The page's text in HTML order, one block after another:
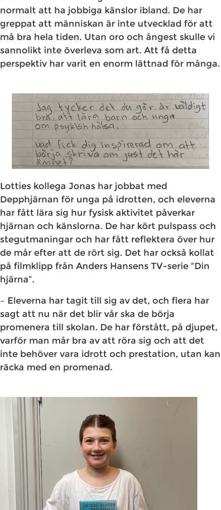
normalt att ha jobbiga känslor ibland. De har
greppat att människan är inte utvecklad för att
må bra hela tiden. Utan oro och ångest skulle vi
sannolikt inte överleva som art. Att få detta
perspektiv har varit en enorm lättnad för många.
Lotties kollega Jonas har jobbat med
Depphjärnan för unga på idrotten, och eleverna
har fått lära sig hur fysisk aktivitet påverkar
hjärnan och känslorna. De har kört pulspass och
stegutmaningar och har fått reflektera över hur
de mår efter att de rört sig. Det har också kollat
på filmklipp från Anders Hansens TV-serie “Din
hjärna”.
– Eleverna har tagit till sig av det, och flera har
sagt att nu när det blir vår ska de börja
promenera till skolan. De har förstått, på djupet,
varför man mår bra av att röra sig och att det
inte behöver vara idrott och prestation, utan kan
räcka med en promenad.